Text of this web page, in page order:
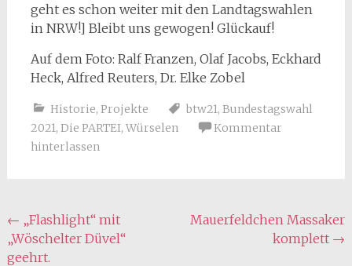
geht es schon weiter mit den Landtagswahlen
in NRW!] Bleibt uns gewogen! Glückauf!
Auf dem Foto: Ralf Franzen, Olaf Jacobs, Eckhard
Heck, Alfred Reuters, Dr. Elke Zobel
Historie, Projekte btw21, Bundestagswahl
2021, Die PARTEI, Würselen
Kommentar
hinterlassen
Beitragsnavigation
← „Flashlight“ mit
„Wöschelter Düvel“
geehrt.
Mauerfeldchen Massaker
komplett →